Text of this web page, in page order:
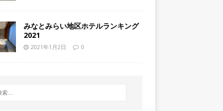
みなとみらい地区ホテルランキング
2021
2021年1月2日 0